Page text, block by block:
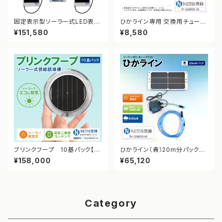
固定表示型ソーラー式LED表示
板 ドットサイン【通行止】【NETI
S登録】
¥151,580
ひかライン専用 交換用チューブ
（赤・5m）
¥8,580
ブリンクフープ 10基パック【N
ETIS登録】
¥158,000
ひかライン（青）20m分パック【N
ETIS登録】
¥65,120
Category